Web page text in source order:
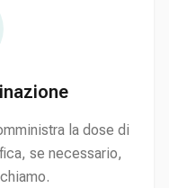
la dose di
se necessario,